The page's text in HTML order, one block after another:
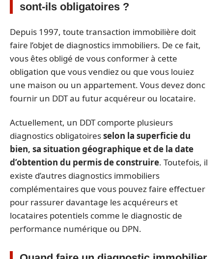
sont-ils obligatoires ?
Depuis 1997, toute transaction immobilière doit
faire l’objet de diagnostics immobiliers. De ce fait,
vous êtes obligé de vous conformer à cette
obligation que vous vendiez ou que vous louiez
une maison ou un appartement. Vous devez donc
fournir un DDT au futur acquéreur ou locataire.
Actuellement, un DDT comporte plusieurs
diagnostics obligatoiresselon la superficie du
bien, sa situation géographique et de la date
d’obtention du permis de construire. Toutefois, il
existe d’autres diagnostics immobiliers
complémentaires que vous pouvez faire effectuer
pour rassurer davantage les acquéreurs et
locataires potentiels comme le diagnostic de
performance numérique ou DPN.